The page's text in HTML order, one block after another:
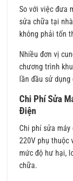
So với việc đưa
sửa chữa tại
không phải tốn
Nhiều đơn vị
chương trình
lần đầu sử dụng
Chi Phí Sửa
Điện
Chi phí sửa
220V phụ thuộc
mức độ hư hại,
chữa.